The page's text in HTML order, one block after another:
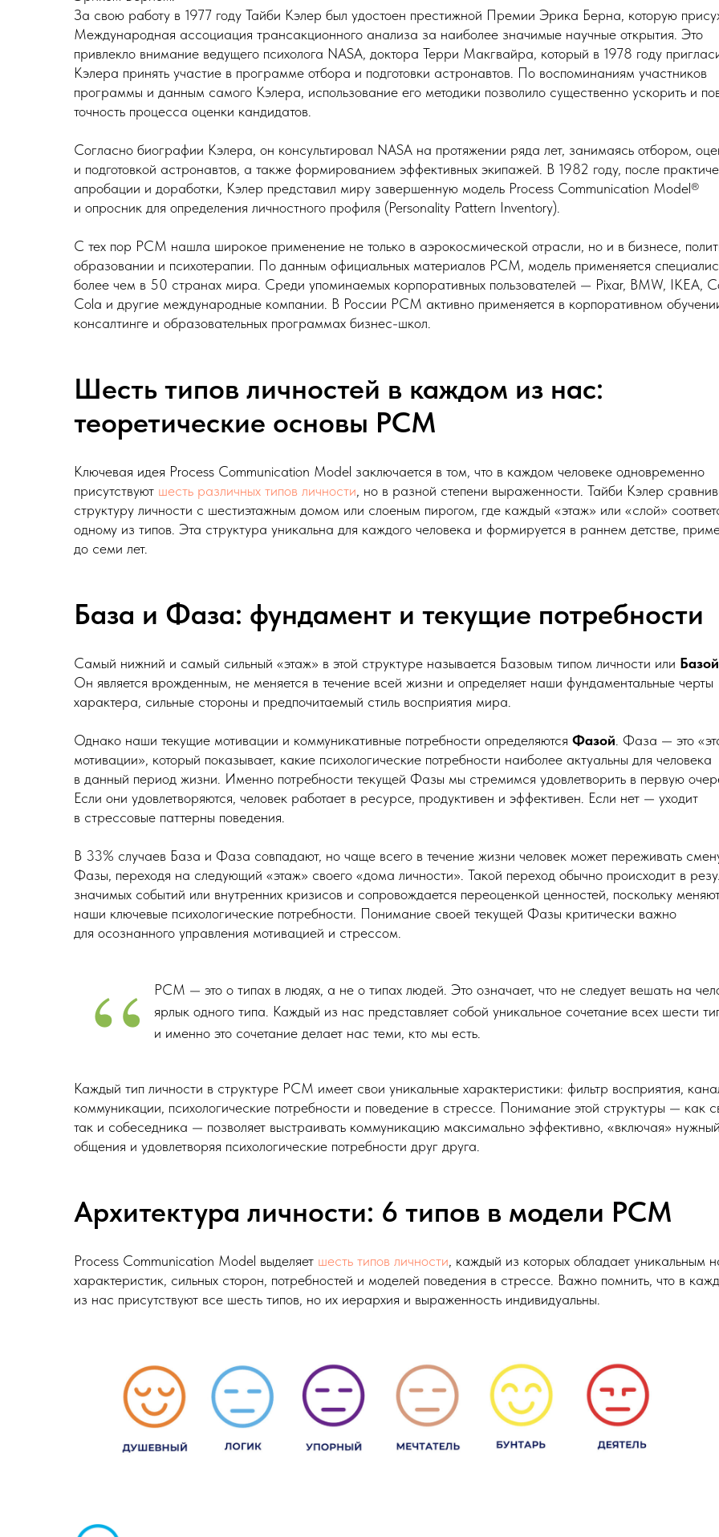
За свою работу в 1977 году Тайби Кэлер был удостоен престижной Премии Эрика Берна, которую
Международная ассоциация трансакционного анализа за наиболее значимые научные открытия. Это
привлекло внимание ведущего психолога NASA, доктора Терри Макгвайра, который в 1978 году
Кэлера принять участие в программе отбора и подготовки астронавтов. По воспоминаниям участников
программы и данным самого Кэлера, использование его методики позволило существенно ускорить и
точность процесса оценки кандидатов.
Согласно биографии Кэлера, он консультировал NASA на протяжении ряда лет, занимаясь отбором,
и подготовкой астронавтов, а также формированием эффективных экипажей. В 1982 году, после
апробации и доработки, Кэлер представил миру завершенную модель Process Communication Model®
и опросник для определения личностного профиля (Personality Pattern Inventory).
С тех пор PCM нашла широкое применение не только в аэрокосмической отрасли, но и в бизнесе,
образовании и психотерапии. По данным официальных материалов PCM, модель применяется
более чем в 50 странах мира. Среди упоминаемых корпоративных пользователей — Pixar, BMW, IKEA,
Cola и другие международные компании. В России PCM активно применяется в корпоративном
консалтинге и образовательных программах бизнес-школ.
Шесть типов личностей в каждом из нас:
теоретические основы PCM
Ключевая идея Process Communication Model заключается в том, что в каждом человеке одновременно
присутствуют шесть различных типов личности, но в разной степени выраженности. Тайби Кэлер
структуру личности с шестиэтажным домом или слоеным пирогом, где каждый «этаж» или «слой»
одному из типов. Эта структура уникальна для каждого человека и формируется в раннем детстве,
до семи лет.
База и Фаза: фундамент и текущие потребности
Самый нижний и самый сильный «этаж» в этой структуре называется Базовым типом личности или Базой
Он является врожденным, не меняется в течение всей жизни и определяет наши фундаментальные черты
характера, сильные стороны и предпочитаемый стиль восприятия мира.
Однако наши текущие мотивации и коммуникативные потребности определяются Фазой . Фаза — это
мотивации», который показывает, какие психологические потребности наиболее актуальны для человека
в данный период жизни. Именно потребности текущей Фазы мы стремимся удовлетворить в первую
Если они удовлетворяются, человек работает в ресурсе, продуктивен и эффективен. Если нет — уходит
в стрессовые паттерны поведения.
В 33% случаев База и Фаза совпадают, но чаще всего в течение жизни человек может переживать
Фазы, переходя на следующий «этаж» своего «дома личности». Такой переход обычно происходит в
значимых событий или внутренних кризисов и сопровождается переоценкой ценностей, поскольку
наши ключевые психологические потребности. Понимание своей текущей Фазы критически важно
для осознанного управления мотивацией и стрессом.
“
PCM — это о типах в людях, а не о типах людей. Это означает, что не следует вешать на
ярлык одного типа. Каждый из нас представляет собой уникальное сочетание всех шести
и именно это сочетание делает нас теми, кто мы есть.
Каждый тип личности в структуре PCM имеет свои уникальные характеристики: фильтр восприятия,
коммуникации, психологические потребности и поведение в стрессе. Понимание этой структуры — как
так и собеседника — позволяет выстраивать коммуникацию максимально эффективно, «включая»
общения и удовлетворяя психологические потребности друг друга.
Архитектура личности: 6 типов в модели PCM
Process Communication Model выделяет шесть типов личности, каждый из которых обладает уникальным
характеристик, сильных сторон, потребностей и моделей поведения в стрессе. Важно помнить, что в
из нас присутствуют все шесть типов, но их иерархия и выраженность индивидуальны.